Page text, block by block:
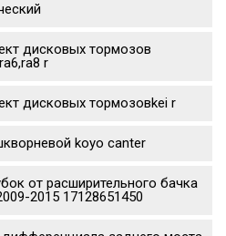
дисковых тормозов
r
дисковых тормозовkei r
koyo canter
от расширительного бачка
2015 17128651450